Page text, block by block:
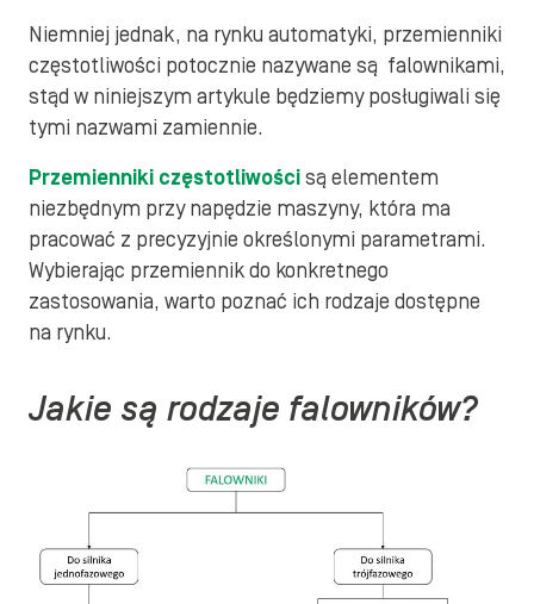
Niemniej jednak, na rynku automatyki, przemienniki
częstotliwości potocznie nazywane są falownikami,
stąd w niniejszym artykule będziemy posługiwali się
tymi nazwami zamiennie.
Przemienniki częstotliwościsą elementem
niezbędnym przy napędzie maszyny, która ma
pracować z precyzyjnie określonymi parametrami.
Wybierając przemiennik do konkretnego
zastosowania, warto poznać ich rodzaje dostępne
na rynku.
Jakie są rodzaje falowników?